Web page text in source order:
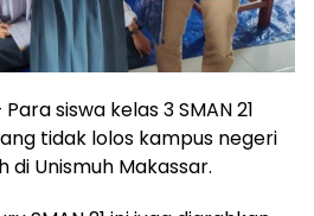
Para siswa kelas 3 SMAN 21
tidak lolos kampus negeri
di Unismuh Makassar.